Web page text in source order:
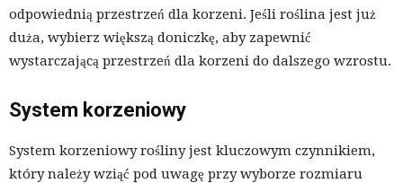
odpowiednią przestrzeń dla korzeni. Jeśli roślina jest już
duża, wybierz większą doniczkę, aby zapewnić
wystarczającą przestrzeń dla korzeni do dalszego wzrostu.
System korzeniowy
System korzeniowy rośliny jest kluczowym czynnikiem,
który należy wziąć pod uwagę przy wyborze rozmiaru